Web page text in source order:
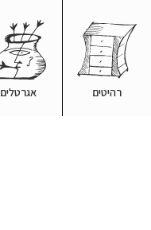
אגרטלים רהיטים